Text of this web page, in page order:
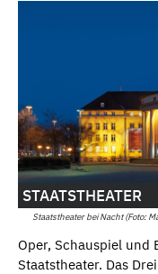
Staatstheater bei Nacht (Foto:
STAATSTHEATER
Oper, Schauspiel und
Staatstheater. Das